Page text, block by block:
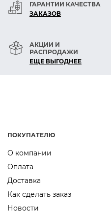
ГАРАНТИИ КАЧЕСТВА
ЗАКАЗОВ
АКЦИИ И
РАСПРОДАЖИ
ЕЩЕ ВЫГОДНЕЕ
ПОКУПАТЕЛЮ
О компании
Оплата
Доставка
Как сделать заказ
Новости